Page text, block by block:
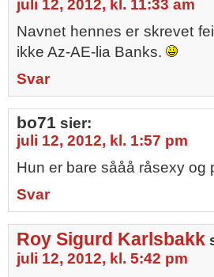
juli 12, 2012, kl. 11:33 am
Navnet hennes er skrevet
ikke Az-AE-lia Banks.
Svar
bo71 sier:
juli 12, 2012, kl. 1:57 pm
Hun er bare sååå råsexy og
Svar
Roy Sigurd Karlsbakk
juli 12, 2012, kl. 5:42 pm